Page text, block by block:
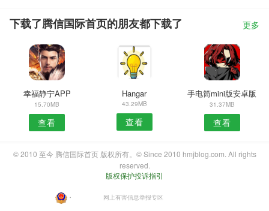
下载了腾信国际首页的朋友都下载了 更多
幸福静宁APP
15.70MB
查看
Hangar
43.29MB
查看
手电筒mini版安卓版
31.37MB
查看
© 2010 至今 腾信国际首页 版权所有。© Since 2010 hmjblog.com. All rights
reserved.
版权保护投诉指引
・ 网上有害信息举报专区